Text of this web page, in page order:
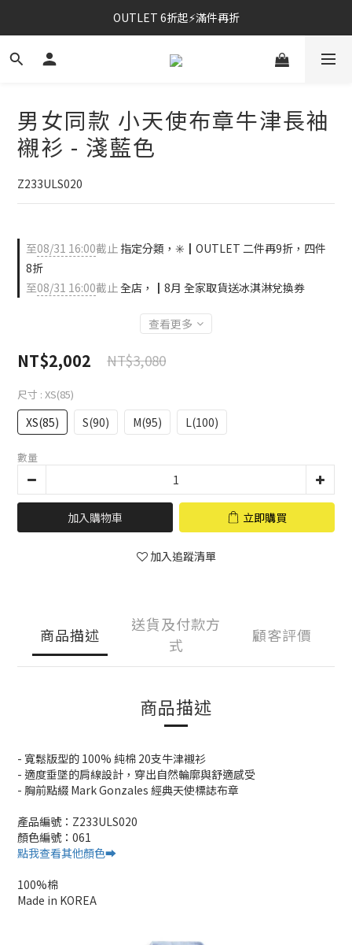
⚡春夏新品｜二件85折
OUTLET 6折起⚡滿件再折
⚡春夏新品｜二件85折
男女同款 小天使布章牛津長袖
襯衫 - 淺藍色
Z233ULS020
至08/31 16:00截止 指定分類，✳️┃OUTLET 二件再9折，四件
8折
至08/31 16:00截止全店，┃8月 全家取貨送冰淇淋兌換券
查看更多
NT$2,002 NT$3,080
尺寸 : XS(85)
XS(85) S(90) M(95) L(100)
數量
加入購物車 立即購買
加入追蹤清單
商品描述
送貨及付款方
式
顧客評價
商品描述
- 寬鬆版型的 100% 純棉 20支牛津襯衫
- 適度垂墜的肩線設計，穿出自然輪廓與舒適感受
- 胸前點綴 Mark Gonzales 經典天使標誌布章
產品編號：Z233ULS020
顏色編號：061
點我查看其他顏色➡️
100%棉
Made in KOREA